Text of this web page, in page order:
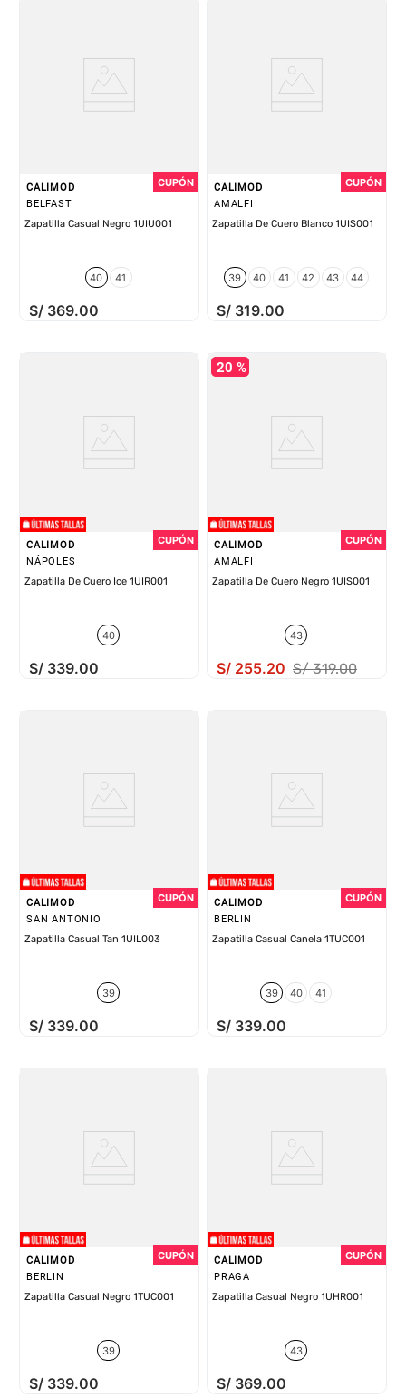
CALIMOD
BELFAST
Zapatilla Casual Negro 1UIU001
40 41
S/ 369.00
CALIMOD
AMALFI
Zapatilla De Cuero Blanco 1UIS001
39 40 41 42 43 44
S/ 319.00
CALIMOD
NÁPOLES
Zapatilla De Cuero Ice 1UIR001
40
S/ 339.00
20 %
CALIMOD
AMALFI
Zapatilla De Cuero Negro 1UIS001
43
S/ 255.20 S/ 319.00
CALIMOD
SAN ANTONIO
Zapatilla Casual Tan 1UIL003
39
S/ 339.00
CALIMOD
BERLIN
Zapatilla Casual Canela 1TUC001
39 40 41
S/ 339.00
CALIMOD
BERLIN
Zapatilla Casual Negro 1TUC001
39
S/ 339.00
CALIMOD
PRAGA
Zapatilla Casual Negro 1UHR001
43
S/ 369.00